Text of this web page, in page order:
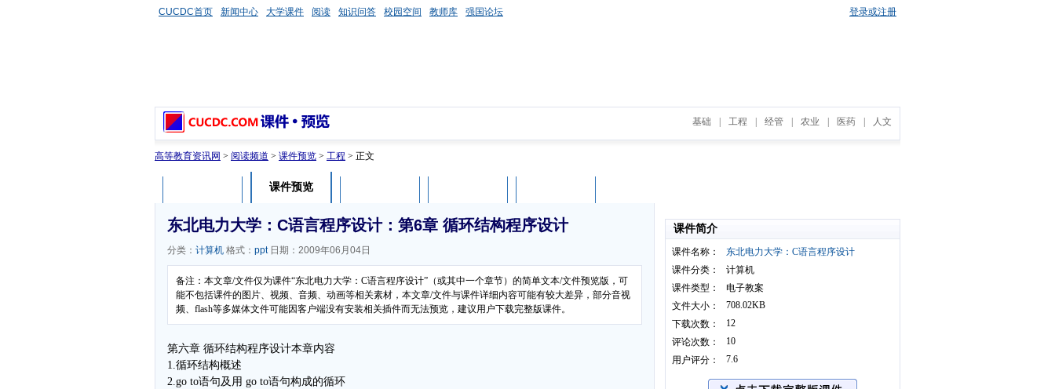
CUCDC首页 新闻中心 大学课件 阅读 知识问答 校园空间 教师库 强国论坛 登录或注册
基础 工程 经管 农业 医药 人文
高等教育资讯网 > 阅读频道 > 课件预览 > 工程 > 正文
课件预览
东北电力大学：C语言程序设计：第6章 循环结构程序设计
分类： 计算机 格式： ppt日期：2009年06月04日
备注：本文章/文件仅为课件“东北电力大学：C语言程序设计”（或其中一个章节）的简单文本/文件预览版，可
能不包括课件的图片、视频、音频、动画等相关素材，本文章/文件与课件详细内容可能有较大差异，部分音视
频、flash等多媒体文件可能因客户端没有安装相关插件而无法预览，建议用户下载完整版课件。
第六章 循环结构程序设计本章内容
1.循环结构概述
2.go to语句及用 go to语句构成的循环
课件简介
课件名称：
东北电力大学：C语言程序设计
课件分类：
计算机
课件类型：
电子教案
文件大小：
708.02KB
下载次数：
12
评论次数：
10
用户评分：
7.6